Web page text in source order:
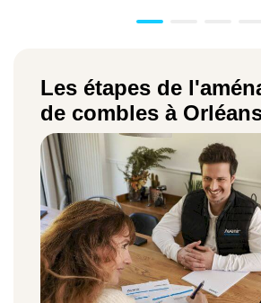
Les étapes de
de combles à